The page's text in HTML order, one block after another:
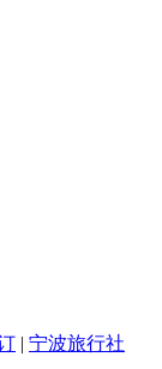
| 宁波旅行社